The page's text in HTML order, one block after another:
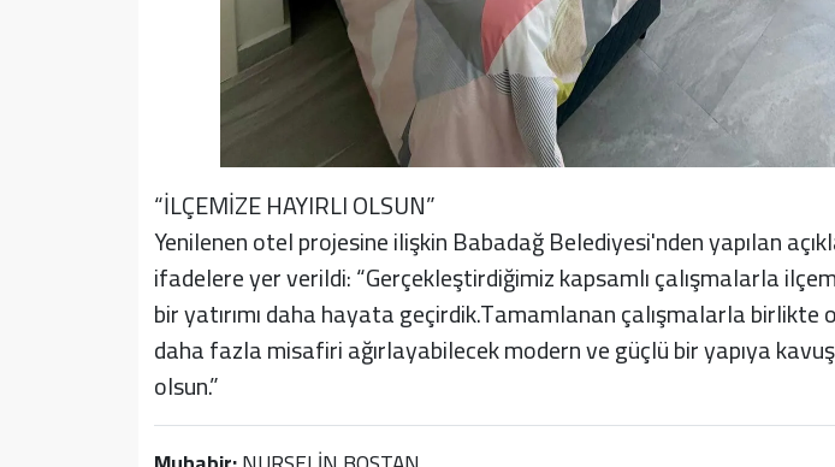
“İLÇEMİZE HAYIRLI OLSUN”
Yenilenen otel projesine ilişkin Babadağ Belediyesi'nden yapılan
ifadelere yer verildi: “Gerçekleştirdiğimiz kapsamlı çalışmalarla
bir yatırımı daha hayata geçirdik.Tamamlanan çalışmalarla birlikte
daha fazla misafiri ağırlayabilecek modern ve güçlü bir yapıya
olsun.”